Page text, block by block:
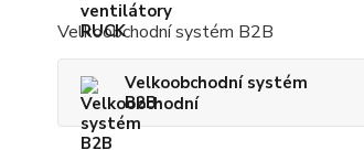
Velkoobchodní systém B2B
Velkoobchodní systém
B2B